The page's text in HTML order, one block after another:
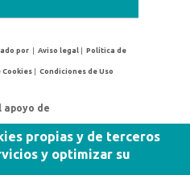
por |Aviso legal |Política de
Cookies |Condiciones de Uso
apoyo de
propias y de terceros
y optimizar su